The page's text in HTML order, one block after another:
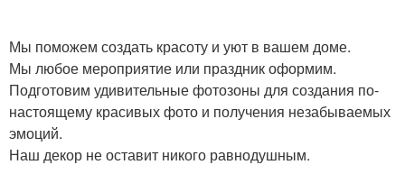
Мы поможем создать красоту и уют в вашем доме.
Мы любое мероприятие или праздник оформим.
Подготовим удивительные фотозоны для создания по-
настоящему красивых фото и получения незабываемых
эмоций.
Наш декор не оставит никого равнодушным.